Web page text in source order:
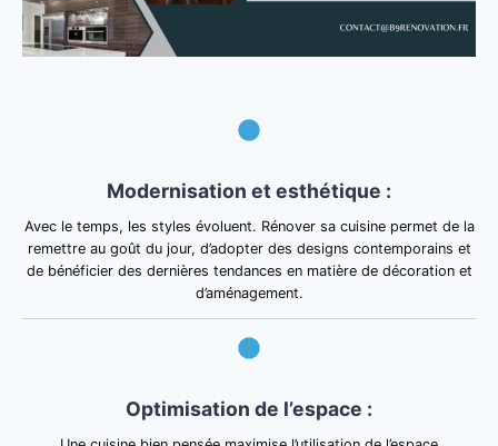
Modernisation et esthétique :
Avec le temps, les styles évoluent. Rénover sa cuisine permet de la
remettre au goût du jour, d’adopter des designs contemporains et
de bénéficier des dernières tendances en matière de décoration et
d’aménagement.
Optimisation de l’espace :